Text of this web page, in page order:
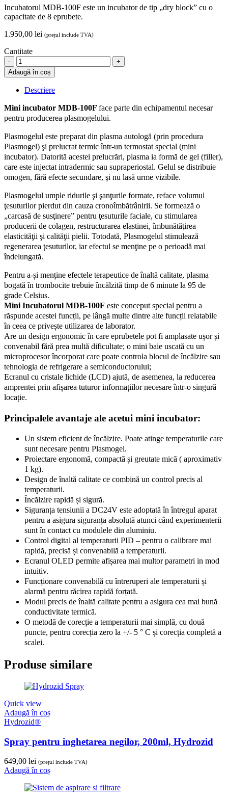
Incubatorul MDB-100F este un incubator de tip „dry block” cu o
capacitate de 8 eprubete.
1.950,00 lei (prețul include TVA)
Cantitate
Mini
Incubator
Mini
Dry
Bath
100F
quantity
Adaugă în coș
Descriere
Mini incubator MDB-100F face parte din echipamentul necesar
pentru producerea plasmogelului.
Plasmogelul este preparat din plasma autologă (prin procedura
Plasmogel) şi prelucrat termic într-un termostat special (mini
incubator). Datorită acestei prelucrări, plasma ia formă de gel (filler),
care este injectat intradermic sau supraperiostal. Gelul se distribuie
omogen, fără efecte secundare, şi nu lasă urme vizibile.
Plasmogelul umple ridurile şi şanţurile formate, reface volumul
ţesuturilor pierdut din cauza cronoîmbătrânirii. Se formează o
„carcasă de susţinere” pentru ţesuturile faciale, cu stimularea
producerii de colagen, restructurarea elastinei, îmbunătăţirea
elasticităţii şi calităţii pielii. Totodată, Plasmogelul stimulează
regenerarea ţesuturilor, iar efectul se menţine pe o perioadă mai
îndelungată.
Pentru a-și menține efectele terapeutice de înaltă calitate, plasma
bogată în trombocite trebuie încălzită timp de 6 minute la 95 de
grade Celsius.
Mini Incubatorul MDB-100F este conceput special pentru a
răspunde acestei funcții, pe lângă multe dintre alte funcții relatabile
în ceea ce privește utilizarea de laborator.
Are un design ergonomic în care eprubetele pot fi amplasate ușor și
convenabil fără prea multă dificultate; o mini baie uscată cu un
microprocesor încorporat care poate controla blocul de încălzire sau
tehnologia de refrigerare a semiconductorului;
Ecranul cu cristale lichide (LCD) ajută, de asemenea, la reducerea
amprentei prin afișarea tuturor informațiilor necesare într-o singură
locație.
Principalele avantaje ale acetui mini incubator:
Un sistem eficient de încălzire. Poate atinge temperaturile care
sunt necesare pentru Plasmogel.
Proiectare ergonomă, compactă și greutate mică ( aproximativ
1 kg).
Design de înaltă calitate ce combină un control precis al
temperaturii.
Încălzire rapidă și sigură.
Siguranța tensiunii a DC24V este adoptată în întregul aparat
pentru a asigura siguranța absolută atunci când experimenterii
sunt în contact cu modulele din aluminiu.
Control digital al temperaturii PID – pentru o calibrare mai
rapidă, precisă și convenabilă a temperaturii.
Ecranul OLED permite afișarea mai multor parametri in mod
intuitiv.
Funcționare convenabilă cu întreruperi ale temperaturii și
alarmă pentru răcirea rapidă forțată.
Modul precis de înaltă calitate pentru a asigura cea mai bună
conductivitate termică.
O metodă de corecție a temperaturii mai simplă, cu două
puncte, pentru corecția zero la +/- 5 ° C și corecția completă a
scalei.
Produse similare
Quick view
Adaugă în coș
Hydrozid®
Spray pentru inghetarea negilor, 200ml, Hydrozid
649,00 lei (prețul include TVA)
Adaugă în coș